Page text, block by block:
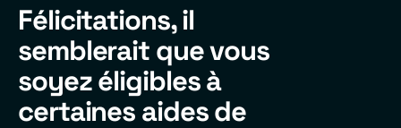
Félicitations, il
semblerait que vous
soyez éligibles à
certaines aides de